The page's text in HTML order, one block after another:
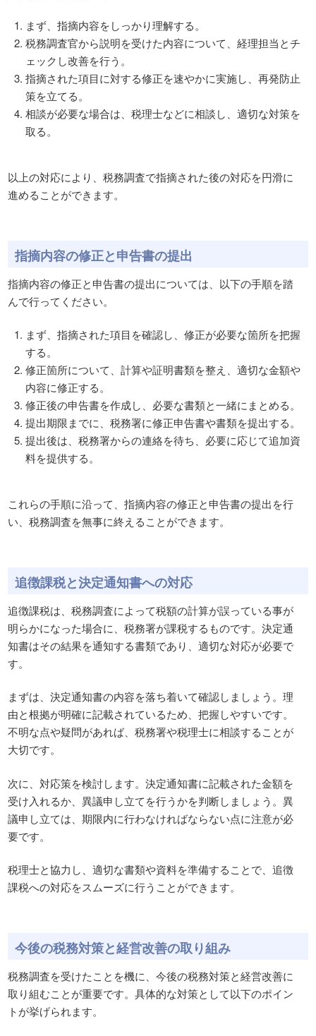
まず、指摘内容をしっかり理解する。
税務調査官から説明を受けた内容について、経理担当とチ
ェックし改善を行う。
指摘された項目に対する修正を速やかに実施し、再発防止
策を立てる。
相談が必要な場合は、税理士などに相談し、適切な対策を
取る。
以上の対応により、税務調査で指摘された後の対応を円滑に
進めることができます。
指摘内容の修正と申告書の提出
指摘内容の修正と申告書の提出については、以下の手順を踏
んで行ってください。
まず、指摘された項目を確認し、修正が必要な箇所を把握
する。
修正箇所について、計算や証明書類を整え、適切な金額や
内容に修正する。
修正後の申告書を作成し、必要な書類と一緒にまとめる。
提出期限までに、税務署に修正申告書や書類を提出する。
提出後は、税務署からの連絡を待ち、必要に応じて追加資
料を提供する。
これらの手順に沿って、指摘内容の修正と申告書の提出を行
い、税務調査を無事に終えることができます。
追徴課税と決定通知書への対応
追徴課税は、税務調査によって税額の計算が誤っている事が
明らかになった場合に、税務署が課税するものです。決定通
知書はその結果を通知する書類であり、適切な対応が必要で
す。
まずは、決定通知書の内容を落ち着いて確認しましょう。理
由と根拠が明確に記載されているため、把握しやすいです。
不明な点や疑問があれば、税務署や税理士に相談することが
大切です。
次に、対応策を検討します。決定通知書に記載された金額を
受け入れるか、異議申し立てを行うかを判断しましょう。異
議申し立ては、期限内に行わなければならない点に注意が必
要です。
税理士と協力し、適切な書類や資料を準備することで、追徴
課税への対応をスムーズに行うことができます。
今後の税務対策と経営改善の取り組み
税務調査を受けたことを機に、今後の税務対策と経営改善に
取り組むことが重要です。具体的な対策として以下のポイン
トが挙げられます。